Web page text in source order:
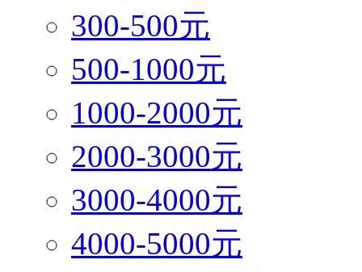
300-500元
500-1000元
1000-2000元
2000-3000元
3000-4000元
4000-5000元